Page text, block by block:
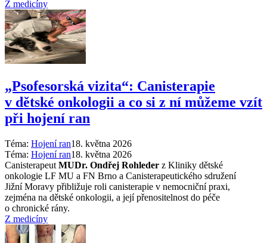
Z medicíny
„Psofesorská vizita“: Canisterapie
v dětské onkologii a co si z ní můžeme vzít
při hojení ran
Téma: Hojení ran18. května 2026
Téma: Hojení ran18. května 2026
Canisterapeut MUDr. Ondřej Rohleder z Kliniky dětské
onkologie LF MU a FN Brno a Canisterapeutického sdružení
Jižní Moravy přibližuje roli canisterapie v nemocniční praxi,
zejména na dětské onkologii, a její přenositelnost do péče
o chronické rány.
Z medicíny